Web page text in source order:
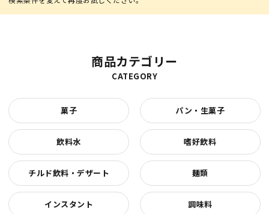
商品カテゴリー
CATEGORY
菓子 パン・生菓子
飲料水 嗜好飲料
チルド飲料・デザート 麺類
インスタント 調味料